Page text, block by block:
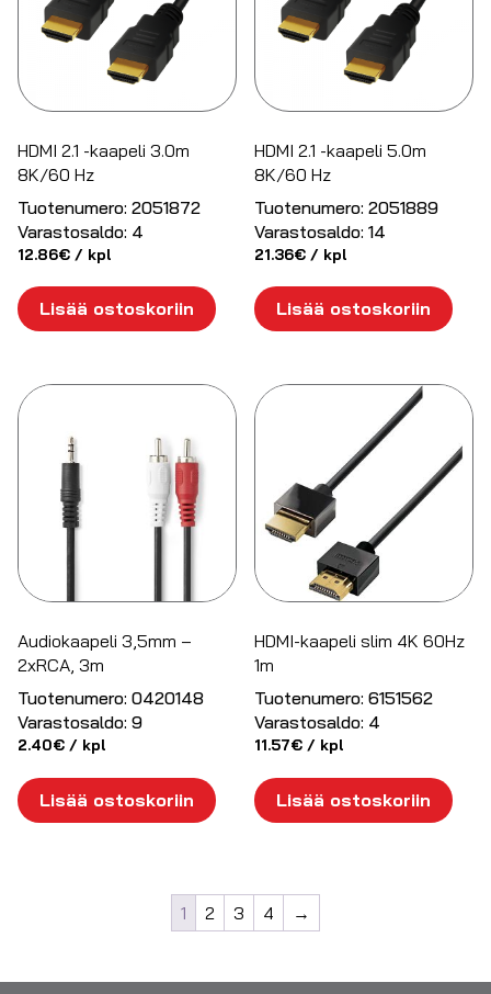
HDMI 2.1 -kaapeli 3.0m
8K/60 Hz
Tuotenumero: 2051872
Varastosaldo: 4
12.86€ / kpl
Lisää ostoskoriin
HDMI 2.1 -kaapeli 5.0m
8K/60 Hz
Tuotenumero: 2051889
Varastosaldo: 14
21.36€ / kpl
Lisää ostoskoriin
Audiokaapeli 3,5mm –
2xRCA, 3m
Tuotenumero: 0420148
Varastosaldo: 9
2.40€ / kpl
Lisää ostoskoriin
HDMI-kaapeli slim 4K 60Hz
1m
Tuotenumero: 6151562
Varastosaldo: 4
11.57€ / kpl
Lisää ostoskoriin
1 2 3 4 →